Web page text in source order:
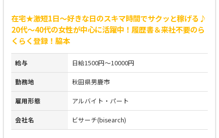
在宅★激短1日～好きな日のスキマ時間でサクッと稼げる♪
20代～40代の女性が中心に活躍中！履歴書＆来社不要のら
くらく登録！脇本
給与 日給1500円～10000円
勤務地 秋田県男鹿市
雇用形態 アルバイト・パート
会社名 ビサーチ(bisearch)